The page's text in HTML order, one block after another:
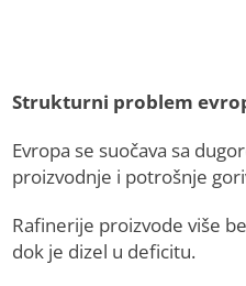
Strukturni problem
Evropa se suočava sa
proizvodnje i potrošnje
Rafinerije proizvode više
dok je dizel u deficitu.